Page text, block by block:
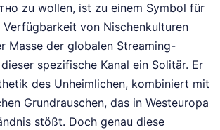
zu wollen, ist zu einem Symbol für
von Nischenkulturen
Masse der globalen Streaming-
spezifische Kanal ein Solitär. Er
des Unheimlichen, kombiniert mit
Grundrauschen, das in Westeuropa
stößt. Doch genau diese